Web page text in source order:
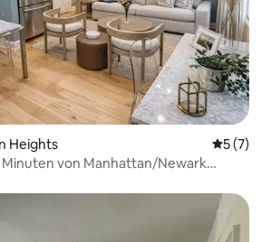
Heights
5 (7)
Minuten von Manhattan/Newark